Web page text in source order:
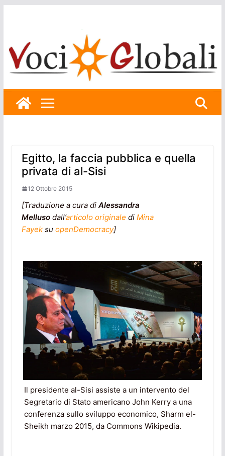
Egitto, la faccia pubblica e quella
privata di al-Sisi
12 Ottobre 2015
[Traduzione a cura diAlessandra
Mellusodall’articolo originale di Mina
Fayeksu openDemocracy]
Il presidente al-Sisi assiste a un intervento del
Segretario di Stato americano John Kerry a una
conferenza sullo sviluppo economico, Sharm el-
Sheikh marzo 2015, da Commons Wikipedia.